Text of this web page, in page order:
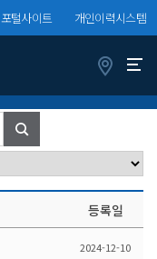
포털사이트 개인이력시스템
등록일
2024-12-10